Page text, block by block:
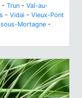
- Trun - Val-au-
- Vidai - Vieux-Pont
Mortagne -